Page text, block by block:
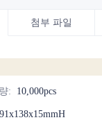
첨부 파일
: 10,000pcs